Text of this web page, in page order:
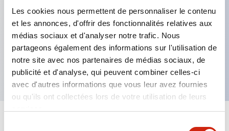
Les cookies nous permettent de personnaliser le contenu
et les annonces, d'offrir des fonctionnalités relatives aux
médias sociaux et d'analyser notre trafic. Nous
partageons également des informations sur l'utilisation de
notre site avec nos partenaires de médias sociaux, de
publicité et d'analyse, qui peuvent combiner celles-ci
avec d'autres informations que vous leur avez fournies
ou qu'ils ont collectées lors de votre utilisation de leurs
Caractéristiques clés
Câble traversant 5 m Sortie NPN
Mode Dark-On
Portée de détection de 200 mm
Tout développer+